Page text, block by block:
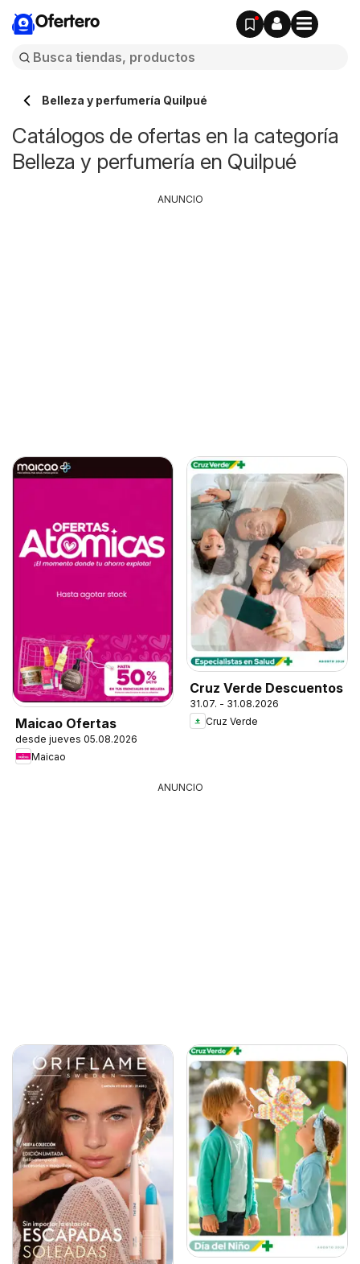
Ofertero
Belleza y perfumería Quilpué
Catálogos de ofertas en la categoría
Belleza y perfumería en Quilpué
Maicao Ofertas
desde jueves 05.08.2026
Maicao
Cruz Verde Descuentos
31.07. - 31.08.2026
Cruz Verde
ANUNCIO
ANUNCIO